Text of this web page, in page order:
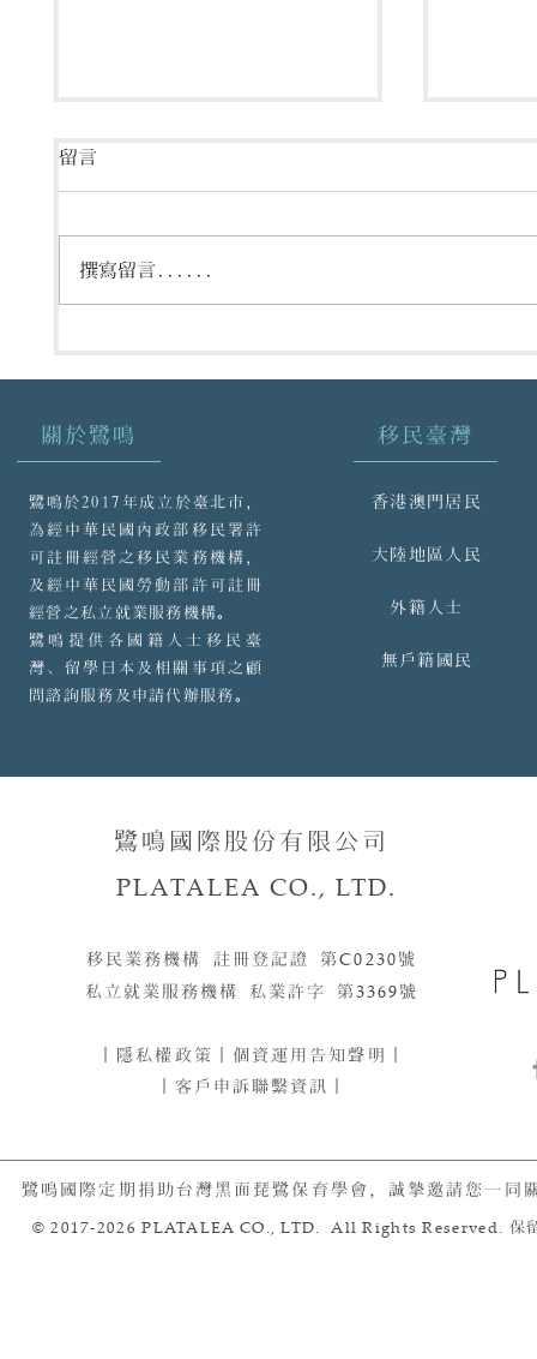
留言
撰寫留言......
關於鷺鳴
鷺鳴於2017年成立於臺北市，
為經中華民國內政部移民署許
可註冊經營之移民業務機構，
及經中華民國勞動部許可註冊
經營之私立就業服務機構。
鷺鳴提供各國籍人士移民臺
灣、留學日本及相關事項之顧
問諮詢服務及申請代辦服務。
移民臺灣
香港澳門居民
大陸地區人民
外籍人士
無戶籍國民
鷺鳴國際股份有限公司
PLATALEA CO., LTD.
移民業務機構 註冊登記證 第C0230號​​
私立就業服務機構 私業許字 第3369號
｜ 隱私權政策 ｜ 個資運用告知聲明 ｜
｜客戶申訴聯繫資訊｜
鷺鳴國際定期捐助台灣黑面琵鷺保育學會，誠摯邀請您一同
© 2017-2026 PLATALEA CO., LTD. All Rights Reserved. 保